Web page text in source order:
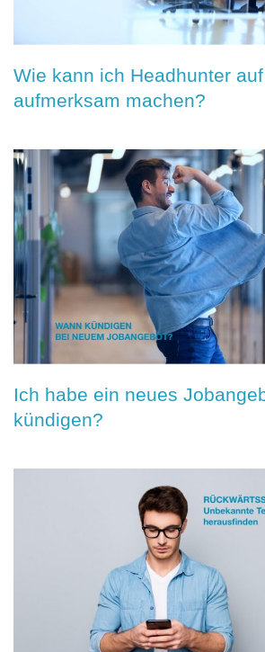
Wie kann ich Headhunter
aufmerksam machen?
Ich habe ein neues
kündigen?